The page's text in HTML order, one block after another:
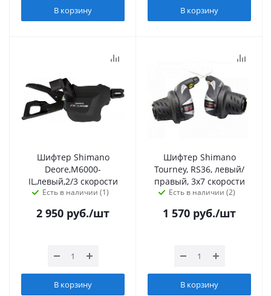
В корзину В корзину
Шифтер Shimano
Deore,M6000-
IL,левый,2/3 скорости
Есть в наличии (1)
2 950 руб./шт
В корзину
Шифтер Shimano
Tourney, RS36, левый/
правый, 3x7 скорости
Есть в наличии (2)
1 570 руб./шт
В корзину